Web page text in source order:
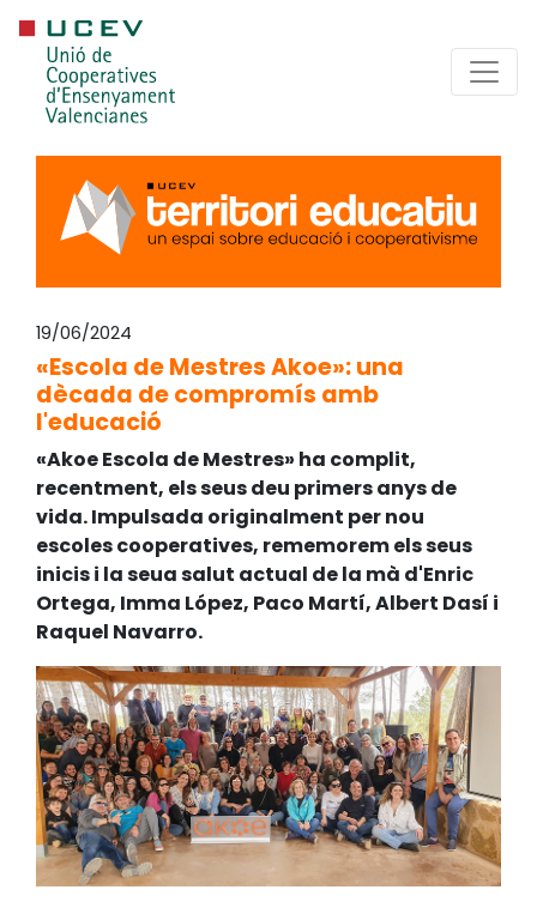
19/06/2024
«Escola de Mestres Akoe»: una
dècada de compromís amb
l'educació
«Akoe Escola de Mestres» ha complit,
recentment, els seus deu primers anys de
vida. Impulsada originalment per nou
escoles cooperatives, rememorem els seus
inicis i la seua salut actual de la mà d'Enric
Ortega, Imma López, Paco Martí, Albert Dasí i
Raquel Navarro.